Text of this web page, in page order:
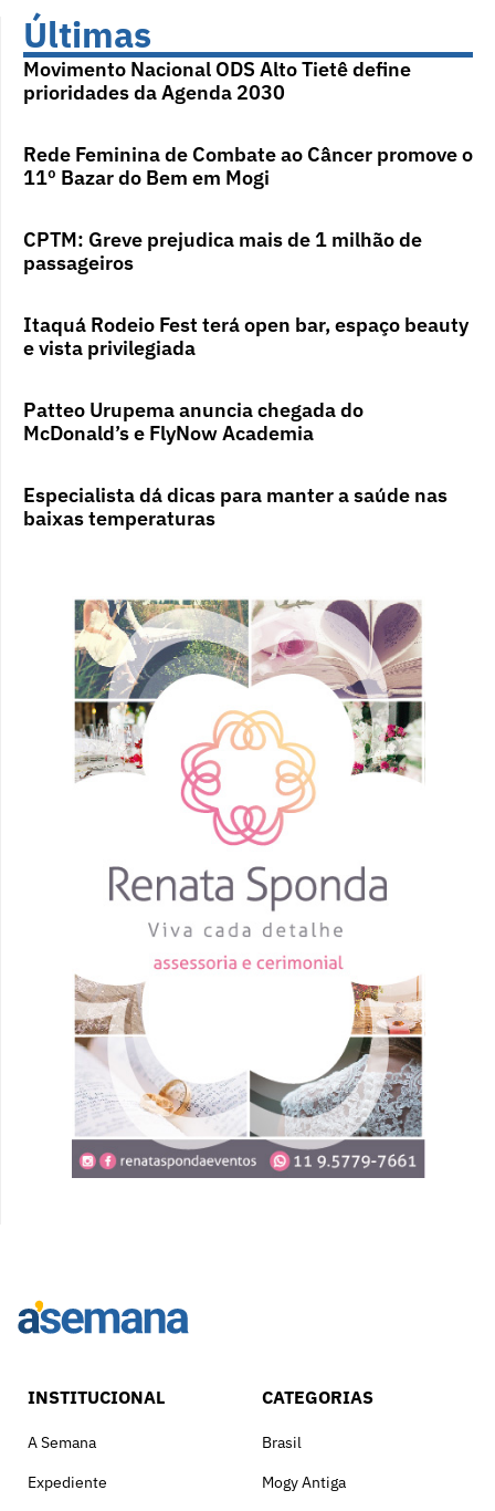
Últimas
Movimento Nacional ODS Alto Tietê define
prioridades da Agenda 2030
Rede Feminina de Combate ao Câncer promove o
11º Bazar do Bem em Mogi
CPTM: Greve prejudica mais de 1 milhão de
passageiros
Itaquá Rodeio Fest terá open bar, espaço beauty
e vista privilegiada
Patteo Urupema anuncia chegada do
McDonald’s e FlyNow Academia
Especialista dá dicas para manter a saúde nas
baixas temperaturas
INSTITUCIONAL
A Semana
Expediente
CATEGORIAS
Brasil
Mogy Antiga